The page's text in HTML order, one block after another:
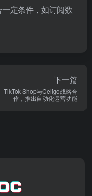
定条件，如订阅数
下一篇
TikTok Shop与Celigo战略合
作，推出自动化运营功能